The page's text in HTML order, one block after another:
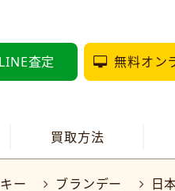
査定 無料オン
買取方法
ー ブランデー 日